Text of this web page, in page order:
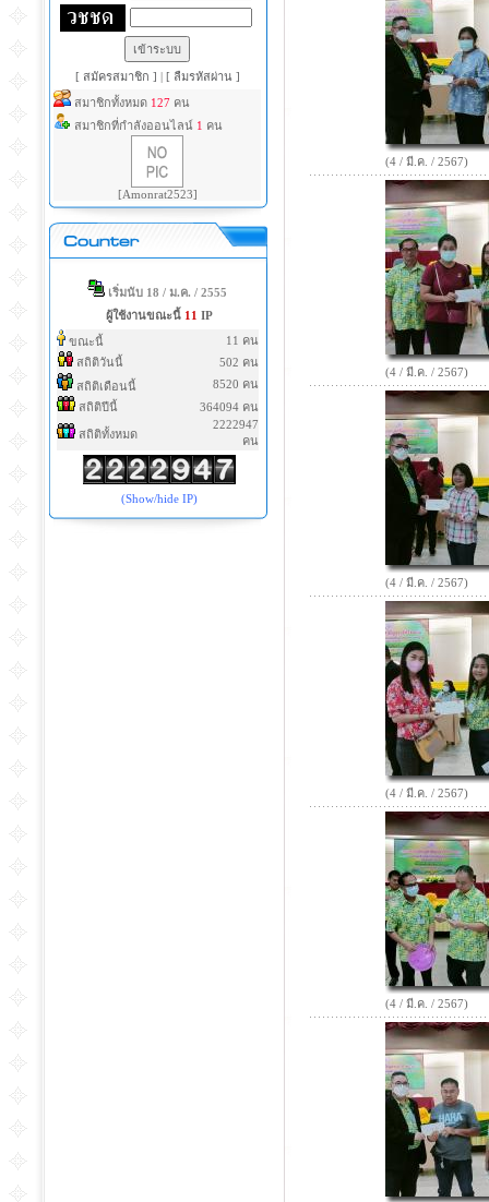
[ สมัครสมาชิก ] | [ ลืมรหัสผ่าน ]
สมาชิกทั้งหมด 127 คน
สมาชิกที่กำลังออนไลน์ 1 คน
[Amonrat2523]
เริ่มนับ 18 / ม.ค. / 2555
ผู้ใช้งานขณะนี้ 11 IP
ขณะนี้
11 คน
สถิติวันนี้
502 คน
สถิติเดือนนี้
8520 คน
สถิติปีนี้
364094 คน
สถิติทั้งหมด
2222947
คน
(Show/hide IP)
(4 / มี.ค. / 2567)
(4 / มี.ค. / 2567)
(4 / มี.ค. / 2567)
(4 / มี.ค. / 2567)
(4 / มี.ค. / 2567)